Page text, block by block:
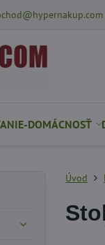
DOMÁCNOSŤ
Úvod